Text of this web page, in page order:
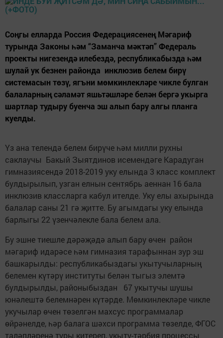
Соңгы елларда Россия Федерациясенең Мәгариф
турында Законы һәм “Заманча мәктәп” Федераль
проекты нигезендә илебездә, республикабызда һәм
шулай ук безнен районда инклюзив белем бирү
системасын төзү, ягъни мөмкинлекләре чикле булган
балаларның сәламәт яшьтәшләре белән бергә укырга
шартлар тудыру буенча эш алып бару алгы планга
куелды.
Үз ана телендә белем бирүче һәм милли рухны
саклаучы Бакый Зыятдинов исемендәге Карадуган
гимназиясендә 2018-2019 уку елында 3 класс комплект
булдырылып, узган елнын сентябрь аеннан 16 бала
инклюзив классларга кабул ителде. Уку елы ахырында
балалар саны 21 гә җитте. Бу агымдагы уку елында
барлыгы 22 үзенчәлекле бала белем ала.
Бу эшне тиешле дәрәҗәдә алып бару өчен район
мәгариф идарәсе һәм гимназия тарафыннан зур эш
башкарылды: республикабыздагы укытучыларның
белемен күтәрү институты белән тыгыз элемтә
булдырылды, районыбыздан 67 укытучы шушы
юнәлештә белемнәрен күтәрде. Мөмкинлекләре чикле
укучылар өчен төзелгән махсус программалар
өйрәнелде, һәр балага шәхси программа төзелде, ФГОС
таләпләренә туры китереп, укыту-тәрбия процессы